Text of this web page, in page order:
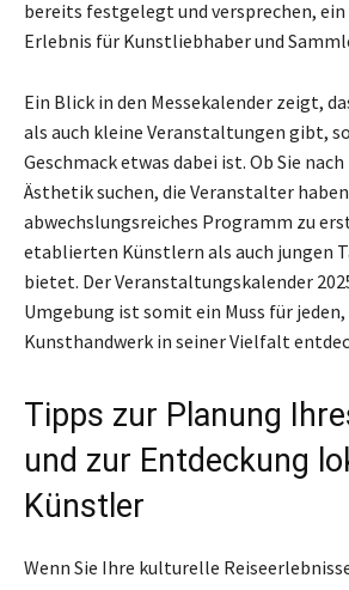
bereits festgelegt und versprechen, ein
Erlebnis für Kunstliebhaber und
Ein Blick in den Messekalender zeigt,
als auch kleine Veranstaltungen gibt,
Geschmack etwas dabei ist. Ob Sie
Ästhetik suchen, die Veranstalter
abwechslungsreiches Programm zu
etablierten Künstlern als auch jungen
bietet. Der Veranstaltungskalender
Umgebung ist somit ein Muss für jeden,
Kunsthandwerk in seiner Vielfalt
Tipps zur Planung
und zur Entdeckung
Künstler
Wenn Sie Ihre kulturelle